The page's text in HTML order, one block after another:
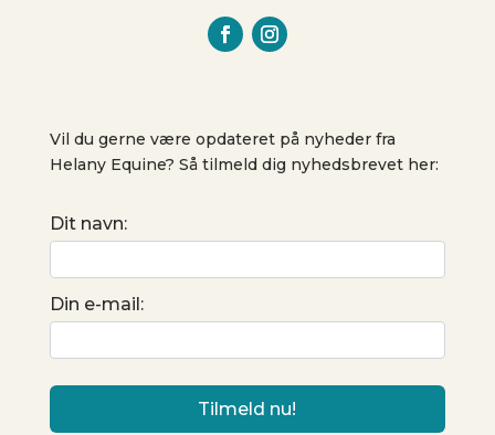
Vil du gerne være opdateret på nyheder fra
Helany Equine? Så tilmeld dig nyhedsbrevet her:
Dit navn:
Din e-mail: